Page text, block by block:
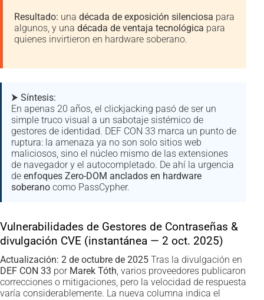
Resultado: unadécada de exposición silenciosa para
algunos, y unadécada de ventaja tecnológica para
quienes invirtieron en hardware soberano.
⮞ Síntesis:
En apenas 20 años, el clickjacking pasó de ser un
simple truco visual a un sabotaje sistémico de
gestores de identidad. DEF CON 33 marca un punto de
ruptura: la amenaza ya no son solo sitios web
maliciosos, sino el núcleo mismo de las extensiones
de navegador y el autocompletado. De ahí la urgencia
de enfoques Zero-DOM anclados en hardware
soberano como PassCypher.
Vulnerabilidades de Gestores de Contraseñas &
divulgación CVE (instantánea — 2 oct. 2025)
Actualización: 2 de octubre de 2025 Tras la divulgación en
DEF CON 33 por Marek Tóth, varios proveedores publicaron
correcciones o mitigaciones, pero la velocidad de respuesta
varía considerablemente. La nueva columna indica el